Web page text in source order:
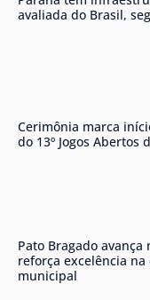
avaliada do Brasil,
Cerimônia marca
do 13º Jogos Abertos
Pato Bragado avança
reforça excelência na
municipal